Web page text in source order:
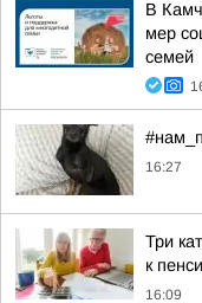
В
мер
семей
16:27
Три
к
16:09